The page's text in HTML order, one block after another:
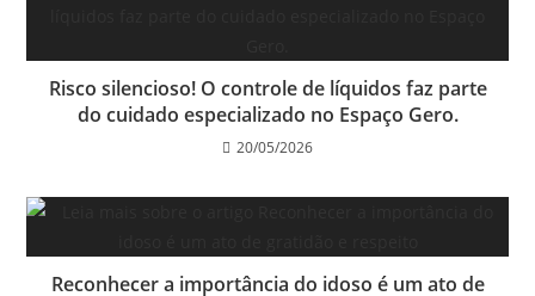
Risco silencioso! O controle de líquidos faz parte
do cuidado especializado no Espaço Gero.
20/05/2026
Reconhecer a importância do idoso é um ato de